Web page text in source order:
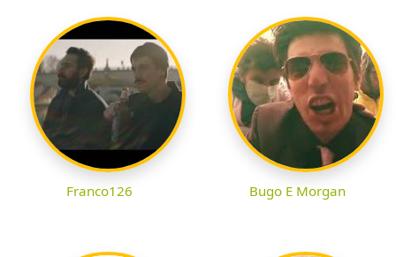
Franco126 Bugo E Morgan